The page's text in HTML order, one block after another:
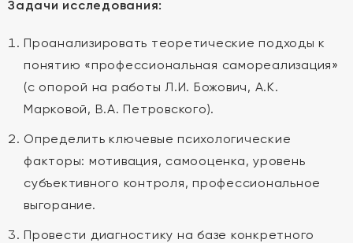
Задачи исследования:
Проанализировать теоретические подходы к
понятию «профессиональная самореализация»
(с опорой на работы Л.И. Божович, А.К.
Марковой, В.А. Петровского).
Определить ключевые психологические
факторы: мотивация, самооценка, уровень
субъективного контроля, профессиональное
выгорание.
Провести диагностику на базе конкретного